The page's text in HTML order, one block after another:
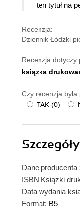
ten tytuł na
Recenzja:
Dziennik Łódzki
Recenzja dotyczy
ksiązka
Czy recenzja była
TAK (0)
Szczegóły
Dane producenta
ISBN Książki
Data wydania
Format: B5